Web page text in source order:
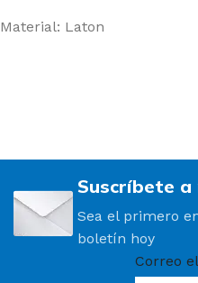
Material: Laton
Suscríbete
Sea el primero
boletín hoy
Correo